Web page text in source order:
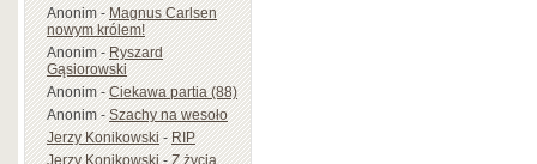
Anonim-Magnus Carlsen
nowym królem!
Anonim-Ryszard
Gąsiorowski
Anonim-Ciekawa partia (88)
Anonim-Szachy na wesoło
Jerzy Konikowski-RIP
Jerzy Konikowski-Z życia